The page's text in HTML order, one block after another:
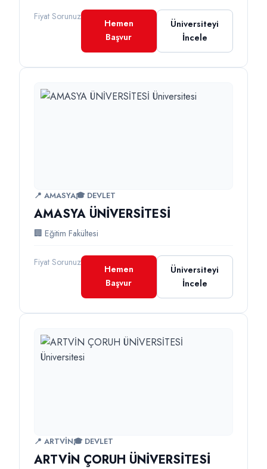
Fiyat Sorunuz
Hemen
Başvur
Üniversiteyi
İncele
📍 AMASYA🎓 DEVLET
AMASYA ÜNİVERSİTESİ
🏢 Eğitim Fakültesi
Fiyat Sorunuz
Hemen
Başvur
Üniversiteyi
İncele
📍 ARTVİN🎓 DEVLET
ARTVİN ÇORUH ÜNİVERSİTESİ